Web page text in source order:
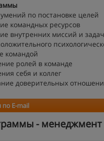
по постановке целей
командных ресурсов
внутренних миссий и
командой
ролей в команде
себя и коллег
доверительных
E-mail
- менеджмент